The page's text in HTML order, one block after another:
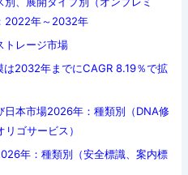
2022年～2032年
トレージ市場
2032年までにCAGR 8.19％で拡
日本市場2026年：種類別（DNA修
ゴサービス）
年：種類別（安全標識、案内標